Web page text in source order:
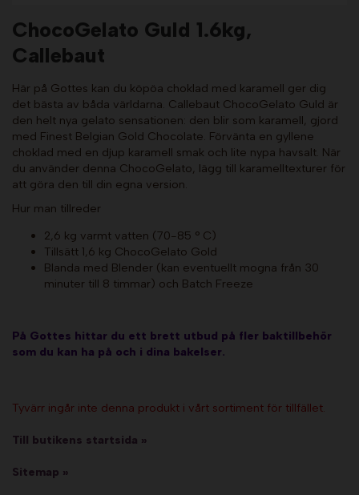
ChocoGelato Guld 1.6kg,
Callebaut
Här på Gottes kan du köpöa choklad med karamell ger dig
det bästa av båda världarna. Callebaut ChocoGelato Guld är
den helt nya gelato sensationen: den blir som karamell, gjord
med Finest Belgian Gold Chocolate. Förvänta en gyllene
choklad med en djup karamell smak och lite nypa havsalt. När
du använder denna ChocoGelato, lägg till karamelltexturer för
att göra den till din egna version.
Hur man tillreder
2,6 kg varmt vatten (70-85 ° C)
Tillsätt 1,6 kg ChocoGelato Gold
Blanda med Blender (kan eventuellt mogna från 30
minuter till 8 timmar) och Batch Freeze
På Gottes hittar du ett brett utbud på fler baktillbehör
som du kan ha på och i dina bakelser.
Tyvärr ingår inte denna produkt i vårt sortiment för tillfället.
Till butikens startsida »
Sitemap »